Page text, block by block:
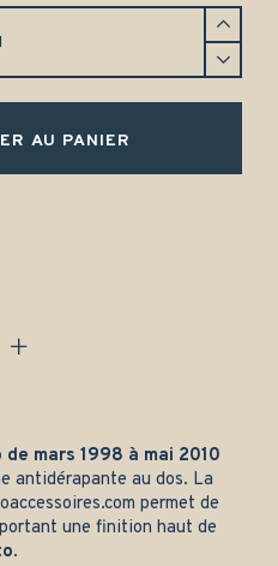
AU PANIER
mars 1998 à mai 2010
antidérapante au dos. La
permet de
une finition haut de
.